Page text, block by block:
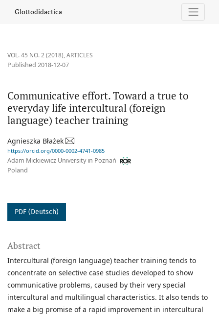
Communicative effort. Toward a true to everyday life
Glottodidactica
VOL. 45 NO. 2 (2018),ARTICLES
Communicative effort. Toward a true to
everyday life intercultural (foreign
language) teacher training
Published 2018-12-07
Agnieszka Błażek
https://orcid.org/0000-0002-4741-0985
Adam Mickiewicz University in Poznań
Poland
PDF (Deutsch)
Abstract
Intercultural (foreign language) teacher training tends to
concentrate on selective case studies developed to show
communicative problems, caused by their very special
intercultural and multilingual characteristics. It also tends to
make a big promise of a rapid improvement in intercultural